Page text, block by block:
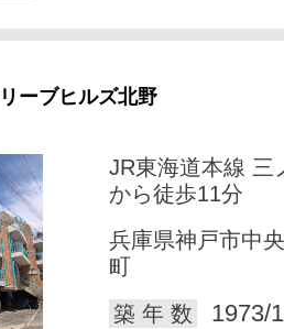
ーブヒルズ北野
JR東海道本線 三
から徒歩11分
兵庫県神戸市中
町
築 年 数
1973/